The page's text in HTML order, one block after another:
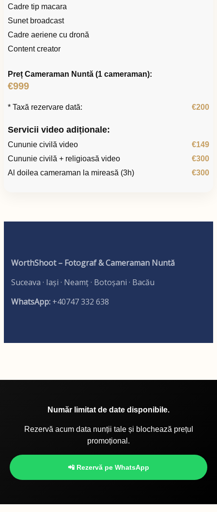
Cadre tip macara
Sunet broadcast
Cadre aeriene cu dronă
Content creator
Preț Cameraman Nuntă (1 cameraman):
€999
* Taxă rezervare dată: €200
Servicii video adiționale:
Cununie civilă video
€149
Cununie civilă + religioasă video
€300
Al doilea cameraman la mireasă (3h)
€300
WorthShoot – Fotograf & Cameraman Nuntă
Suceava · Iași · Neamț · Botoșani · Bacău
WhatsApp: +40747 332 638
Număr limitat de date disponibile.
Rezervă acum data nunții tale și blochează prețul
promoțional.
📲 Rezervă pe WhatsApp